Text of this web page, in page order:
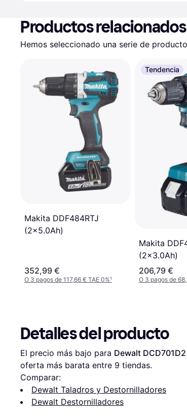
Productos relacionados
Hemos seleccionado una serie de
Makita DDF484RTJ
(2x5.0Ah)
352,99 €
O 3 pagos de 117,66 € TAE 0%¹
Tendencia
Makita
(2x3.0Ah)
206,79 €
O 3 pagos de
Detalles del producto
El precio más bajo para Dewalt
oferta más barata entre 9 tiendas.
Comparar:
Dewalt Taladros y Destornilladores
Dewalt Destornilladores